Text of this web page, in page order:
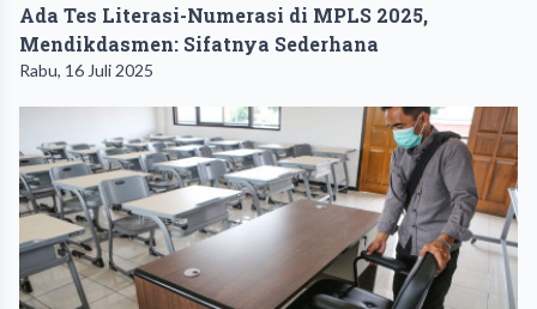
Ada Tes Literasi-Numerasi di MPLS 2025,
Mendikdasmen: Sifatnya Sederhana
Rabu, 16 Juli 2025